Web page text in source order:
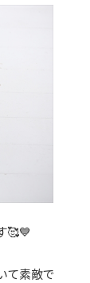
🥰💙
て素敵で